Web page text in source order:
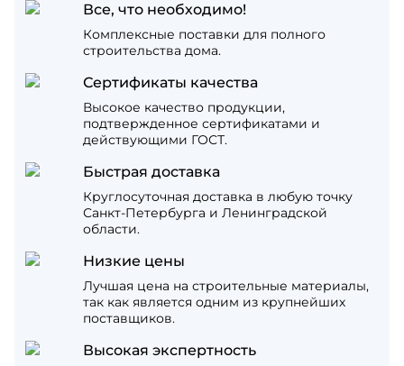
Все, что необходимо!
Комплексные поставки для полного
строительства дома.
Сертификаты качества
Высокое качество продукции,
подтвержденное сертификатами и
действующими ГОСТ.
Быстрая доставка
Круглосуточная доставка в любую точку
Санкт-Петербурга и Ленинградской
области.
Низкие цены
Лучшая цена на строительные материалы,
так как является одним из крупнейших
поставщиков.
Высокая экспертность